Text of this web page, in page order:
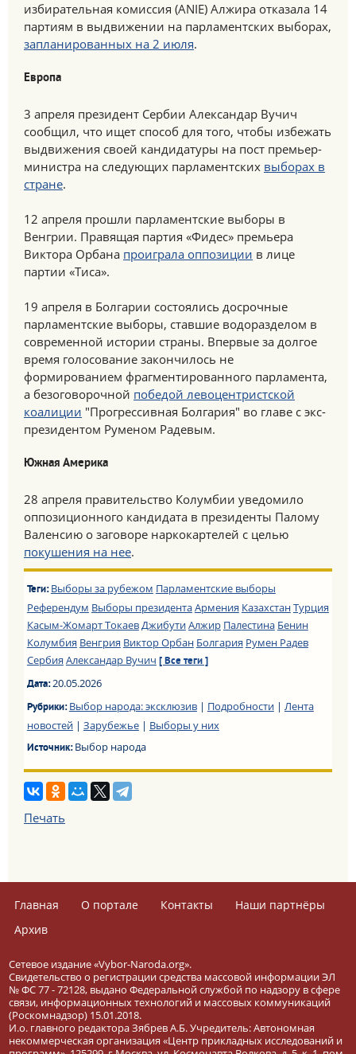
избирательная комиссия (ANIE) Алжира отказала 14
партиям в выдвижении на парламентских выборах,
запланированных на 2 июля.
Европа
3 апреля президент Сербии Александар Вучич
сообщил, что ищет способ для того, чтобы избежать
выдвижения своей кандидатуры на пост премьер-
министра на следующих парламентских выборах в
стране.
12 апреля прошли парламентские выборы в
Венгрии. Правящая партия «Фидес» премьера
Виктора Орбана проиграла оппозиции в лице
партии «Тиса».
19 апреля в Болгарии состоялись досрочные
парламентские выборы, ставшие водоразделом в
современной истории страны. Впервые за долгое
время голосование закончилось не
формированием фрагментированного парламента,
а безоговорочной победой левоцентристской
коалиции "Прогрессивная Болгария" во главе с экс-
президентом Руменом Радевым.
Южная Америка
28 апреля правительство Колумбии уведомило
оппозиционного кандидата в президенты Палому
Валенсию о заговоре наркокартелей с целью
покушения на нее.
Теги: Выборы за рубежом Парламентские выборы
Референдум Выборы президентаАрмения КазахстанТурция
Касым-Жомарт ТокаевДжибутиАлжир Палестина Бенин
Колумбия Венгрия Виктор Орбан Болгария Румен Радев
Сербия Александар Вучич [ Все теги ]
Дата:20.05.2026
Рубрики:Выбор народа: эксклюзив| Подробности| Лента
новостей| Зарубежье| Выборы у них
Источник:Выбор народа
Печать
Главная О портале Контакты
Наши партнёры
Архив
Сетевое издание «Vybor-Naroda.org».
Свидетельство о регистрации средства массовой информации ЭЛ
№ ФС 77 - 72128, выдано Федеральной службой по надзору в сфере
связи, информационных технологий и массовых коммуникаций
(Роскомнадзор) 15.01.2018.
И.о. главного редактора Зябрев А.Б. Учредитель: Автономная
некоммерческая организация «Центр прикладных исследований и